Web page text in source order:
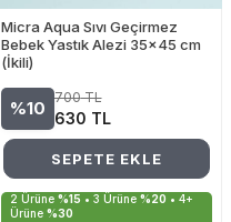
Micra Aqua Sıvı Geçirmez
Bebek Yastık Alezi 35x45 cm
(İkili)
%10
700TL
630 TL
SEPETE EKLE
2 Ürüne %15 • 3 Ürüne %20 • 4+
Ürüne %30